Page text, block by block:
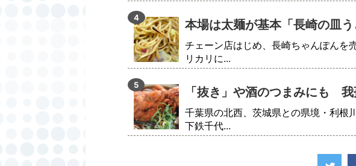
本場は太麺が基本「長崎の皿う
チェーン店はじめ、長崎ちゃんぽんを
リカリに...
「抜き」や酒のつまみにも
千葉県の北西、茨城県との県境・利根
下鉄千代...